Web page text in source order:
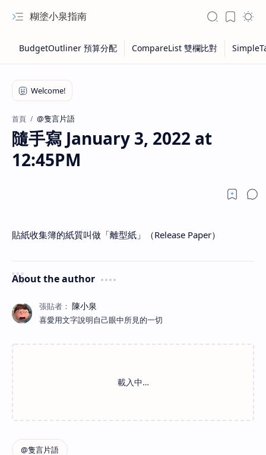
糊塗小泉指南
首頁 @隻言片語
隨手寫 January 3, 2022 at
12:45PM
貼紙收集簿的紙質叫做「離型紙」（Release Paper）
About the author
喜愛用文字說明自己眼中所見的一切